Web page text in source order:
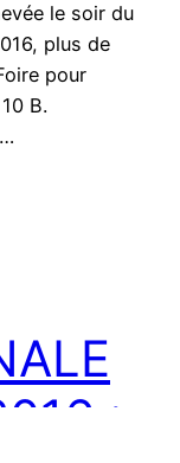
le soir du
plus de
pour
B.
: